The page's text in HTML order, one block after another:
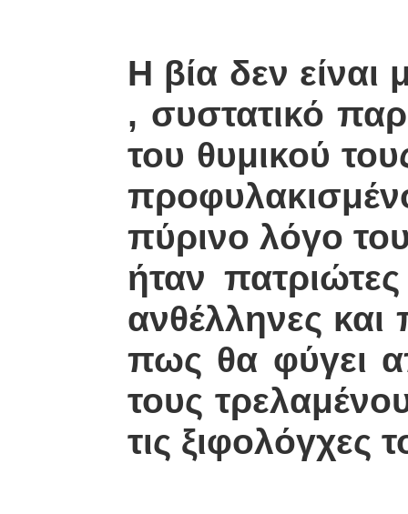
Η βία δεν είναι
, συστατικό
του θυμικού
πύρινο λόγο
ήταν
ανθέλληνες
πως θα φύγει
τους
τις ξιφολόγχες